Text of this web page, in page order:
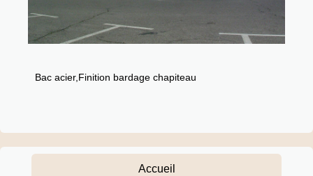
Bac acier,Finition bardage chapiteau
Accueil